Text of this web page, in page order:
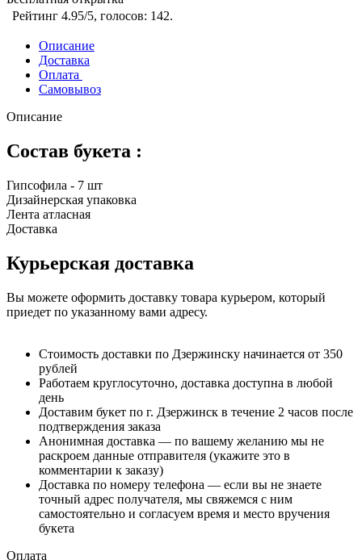
Рейтинг 4.95/5, голосов: 142.
Описание
Доставка
Оплата
Самовывоз
Описание
Состав букета :
Гипсофила - 7 шт
Дизайнерская упаковка
Лента атласная
Доставка
Курьерская доставка
Вы можете оформить доставку товара курьером, который
приедет по указанному вами адресу.
Стоимость доставки по Дзержинску начинается от 350
рублей
Работаем круглосуточно, доставка доступна в любой
день
Доставим букет по г. Дзержинск в течение 2 часов после
подтверждения заказа
Анонимная доставка — по вашему желанию мы не
раскроем данные отправителя (укажите это в
комментарии к заказу)
Доставка по номеру телефона — если вы не знаете
точный адрес получателя, мы свяжемся с ним
самостоятельно и согласуем время и место вручения
букета
Оплата